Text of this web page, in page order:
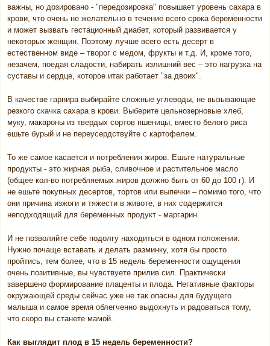
важны, но дозировано - "передозировка" повышает уровень сахара в
крови, что очень не желательно в течение всего срока беременности
и может вызвать гестационный диабет, который развивается у
некоторых женщин. Поэтому лучше всего есть десерт в
естественном виде – творог с медом, фрукты и т.д. И, кроме того,
незачем, поедая сладости, набирать излишний вес – это нагрузка на
суставы и сердце, которое итак работает "за двоих".
В качестве гарнира выбирайте сложные углеводы, не вызывающие
резкого скачка сахара в крови. Выберите цельнозерновые хлеб,
муку, макароны из твердых сортов пшеницы, вместо белого риса
ешьте бурый и не переусердствуйте с картофелем.
То же самое касается и потребления жиров. Ешьте натуральные
продукты - это жирная рыба, сливочное и растительное масло
(общее кол-во потребляемых жиров должно быть от 60 до 100 г). И
не ешьте покупных десертов, тортов или выпечки – помимо того, что
они причина изжоги и тяжести в животе, в них содержится
неподходящий для беременных продукт - маргарин.
И не позволяйте себе подолгу находиться в одном положении.
Нужно почаще вставать и делать разминку, хотя бы просто
пройтись, тем более, что в 15 недель беременности ощущения
очень позитивные, вы чувствуете прилив сил. Практически
завершено формирование плаценты и плода. Негативные факторы
окружающей среды сейчас уже не так опасны для будущего
малыша и самое время облегченно выдохнуть и радоваться тому,
что скоро вы станете мамой.
Как выглядит плод в 15 недель беременности?